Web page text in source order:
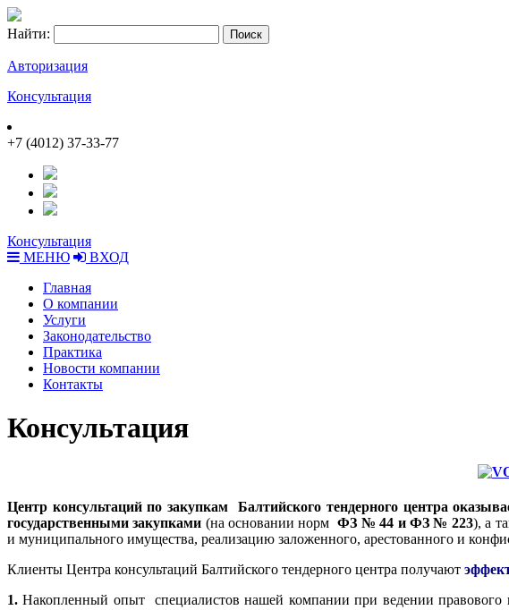
Найти:
Авторизация
Консультация
+7 (4012) 37-33-77
Консультация
МЕНЮ
ВХОД
Главная
О компании
Услуги
Законодательство
Практика
Новости компании
Контакты
Консультация
Центр консультаций по закупкам Балтийского тендерного центра
государственными закупками (на основании норм ФЗ № 44 и ФЗ № 223), а
и муниципального имущества, реализацию заложенного, арестованного и
Клиенты Центра консультаций Балтийского тендерного центра получают
1. Накопленный опыт специалистов нашей компании при ведении правового